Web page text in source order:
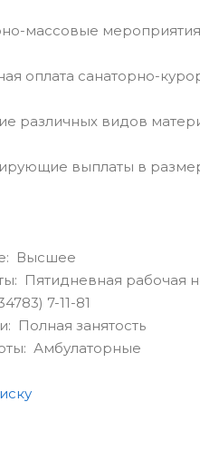
массовые
оплата санаторно-
видов
выплаты в
Высшее
Пятидневная рабочая
7-11-81
Полная занятость
Амбулаторные